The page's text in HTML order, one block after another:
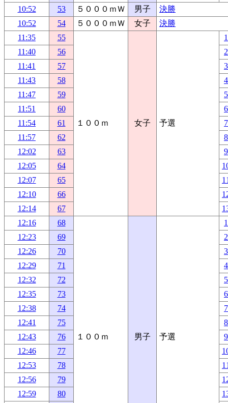
10:52
53 ５０００ｍＷ 男子
決勝
10:52
54 ５０００ｍＷ 女子
決勝
11:35
55
１００ｍ 女子 予選
11:40
56
11:41
57
11:43
58
11:47
59
11:51
60
11:54
61
11:57
62
12:02
63
12:05
64
12:07
65
12:10
66
12:14
67
12:16
68
１００ｍ 男子 予選
12:23
69
12:26
70
12:29
71
12:32
72
12:35
73
12:38
74
12:41
75
12:43
76
12:46
77
12:53
78
12:56
79
12:59
80